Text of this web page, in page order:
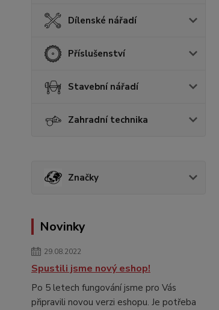
Dílenské nářadí
Příslušenství
Stavební nářadí
Zahradní technika
Značky
Novinky
29.08.2022
Spustili jsme nový eshop!
Po 5 letech fungování jsme pro Vás
připravili novou verzi eshopu. Je potřeba